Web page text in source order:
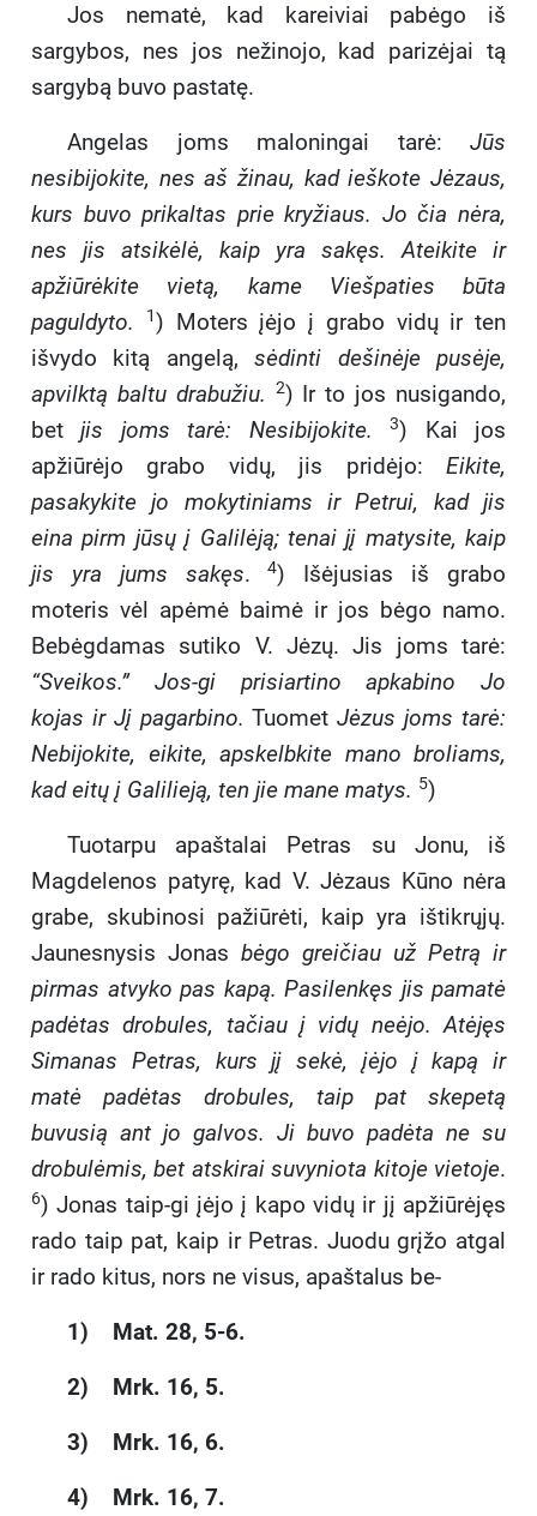
Jos nematė, kad kareiviai pabėgo iš
sargybos, nes jos nežinojo, kad parizėjai tą
sargybą buvo pastatę.
Angelas joms maloningai tarė: Jūs
nesibijokite, nes aš žinau, kad ieškote Jėzaus,
kurs buvo prikaltas prie kryžiaus. Jo čia nėra,
nes jis atsikėlė, kaip yra sakęs. Ateikite ir
apžiūrėkite vietą, kame Viešpaties būta
paguldyto.
1) Moters įėjo į grabo vidų ir ten
išvydo kitą angelą,sėdinti dešinėje pusėje,
apvilktą baltu drabužiu. 2) Ir to jos nusigando,
betjis joms tarė: Nesibijokite. 3) Kai jos
apžiūrėjo grabo vidų, jis pridėjo: Eikite,
pasakykite jo mokytiniams ir Petrui, kad jis
eina pirm jūsų į Galilėją; tenai jį matysite, kaip
jis yra jums sakęs.4) Išėjusias iš grabo
moteris vėl apėmė baimė ir jos bėgo namo.
Bebėgdamas sutiko V. Jėzų. Jis joms tarė:
“Sveikos.” Jos-gi prisiartino apkabino Jo
kojas ir Jį pagarbino. TuometJėzus joms tarė:
Nebijokite, eikite, apskelbkite mano broliams,
kad eitų į Galilieją, ten jie mane matys. 5)
Tuotarpu apaštalai Petras su Jonu, iš
Magdelenos patyrę, kad V. Jėzaus Kūno nėra
grabe, skubinosi pažiūrėti, kaip yra ištikrųjų.
Jaunesnysis Jonas bėgo greičiau už Petrą ir
pirmas atvyko pas kapą. Pasilenkęs jis pamatė
padėtas drobules, tačiau į vidų neėjo. Atėjęs
Simanas Petras, kurs jį sekė, įėjo į kapą ir
matė padėtas drobules, taip pat skepetą
buvusią ant jo galvos. Ji buvo padėta ne su
drobulėmis, bet atskirai suvyniota kitoje vietoje.
6) Jonas taip-gi įėjo į kapo vidų ir jį apžiūrėjęs
rado taip pat, kaip ir Petras. Juodu grįžo atgal
ir rado kitus, nors ne visus, apaštalus be-
1) Mat. 28, 5-6.
2) Mrk. 16, 5.
3) Mrk. 16, 6.
4) Mrk. 16, 7.